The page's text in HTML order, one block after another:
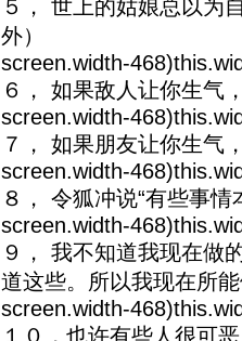
５， 世上的姑娘总以为
外）
screen.width-
６， 如果敌人让你生气
screen.width-
７， 如果朋友让你生气
screen.width-
８， 令狐冲说“有些事
screen.width-
９， 我不知道我现在做
道这些。所以我现在所
screen.width-
１０，也许有些人很可